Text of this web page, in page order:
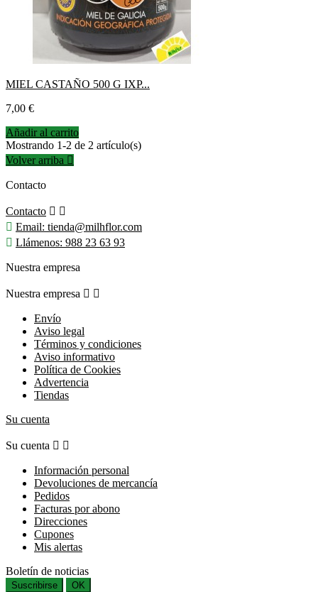
MIEL CASTAÑO 500 G IXP...
Precio
7,00 €
Añadir al carrito
Mostrando 1-2 de 2 artículo(s)
Volver arriba 
Contacto
Contacto  
 Email: tienda@milhflor.com
 Llámenos: 988 23 63 93
Nuestra empresa
Nuestra empresa  
Envío
Aviso legal
Términos y condiciones
Aviso informativo
Política de Cookies
Advertencia
Tiendas
Su cuenta
Su cuenta  
Información personal
Devoluciones de mercancía
Pedidos
Facturas por abono
Direcciones
Cupones
Mis alertas
Boletín de noticias
Suscribirse OK